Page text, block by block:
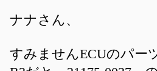
ナナさん、
すみませんECUのパー